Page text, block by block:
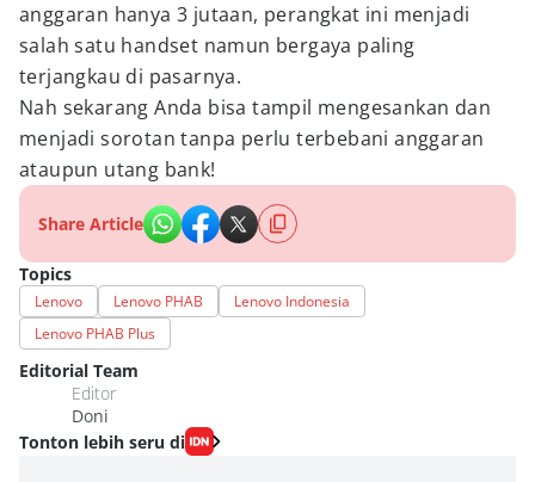
anggaran hanya 3 jutaan, perangkat ini menjadi
salah satu handset namun bergaya paling
terjangkau di pasarnya.
Nah sekarang Anda bisa tampil mengesankan dan
menjadi sorotan tanpa perlu terbebani anggaran
ataupun utang bank!
Share Article
Topics
Lenovo Lenovo PHAB
Lenovo Indonesia
Lenovo PHAB Plus
Editorial Team
Editor
Doni
Tonton lebih seru di